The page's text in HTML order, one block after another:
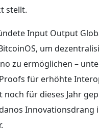
stellt.
Input Output
um
zu ermöglichen –
für erhöhte
für dieses Jahr
Innovationsdrang